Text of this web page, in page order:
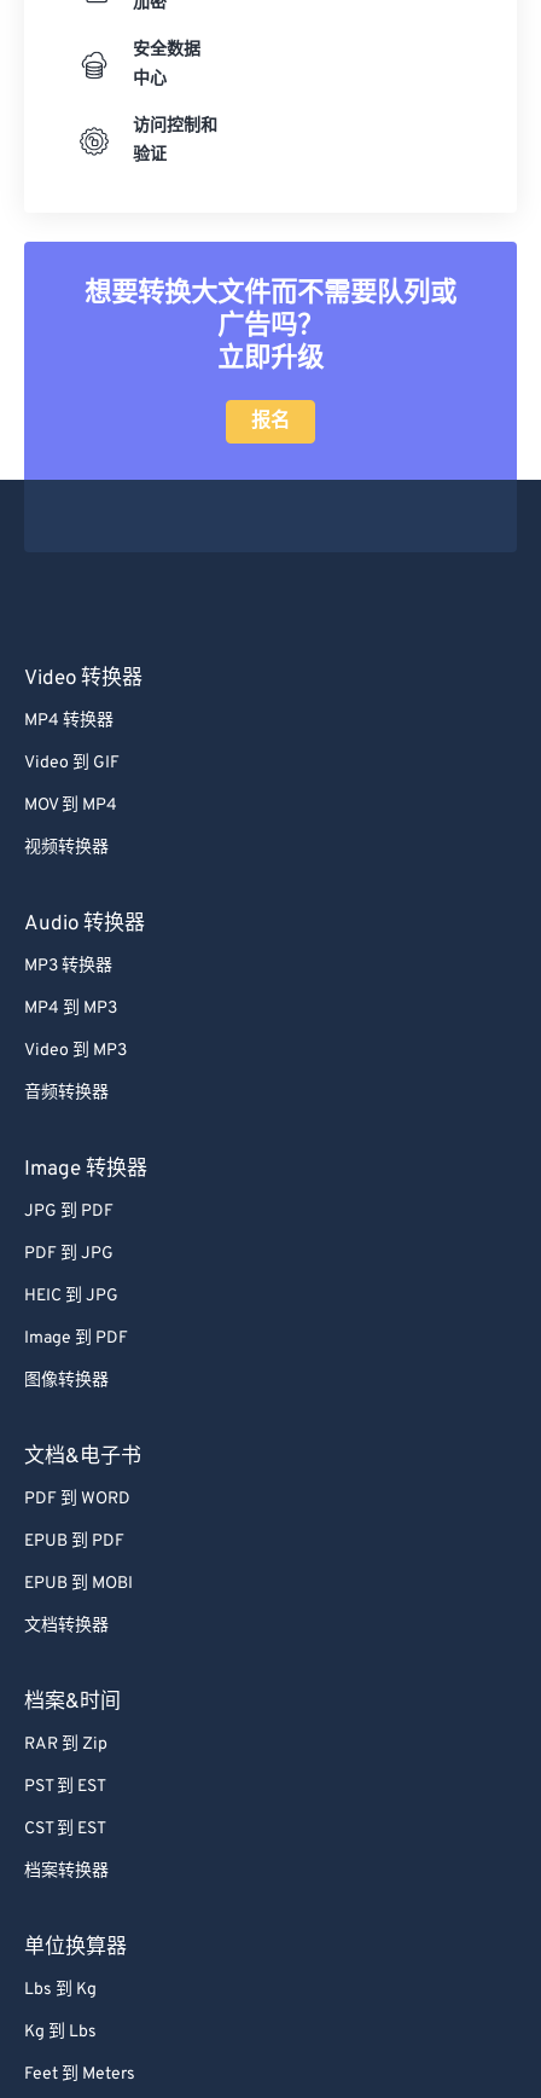
安全数据
中心
访问控制和
验证
想要转换大文件而不需要队列或
广告吗？
立即升级
报名
Video 转换器
MP4 转换器
Video 到 GIF
MOV 到 MP4
视频转换器
Audio 转换器
MP3 转换器
MP4 到 MP3
Video 到 MP3
音频转换器
Image 转换器
JPG 到 PDF
PDF 到 JPG
HEIC 到 JPG
Image 到 PDF
图像转换器
文档&电子书
PDF 到 WORD
EPUB 到 PDF
EPUB 到 MOBI
文档转换器
档案&时间
RAR 到 Zip
PST 到 EST
CST 到 EST
档案转换器
单位换算器
Lbs 到 Kg
Kg 到 Lbs
Feet 到 Meters